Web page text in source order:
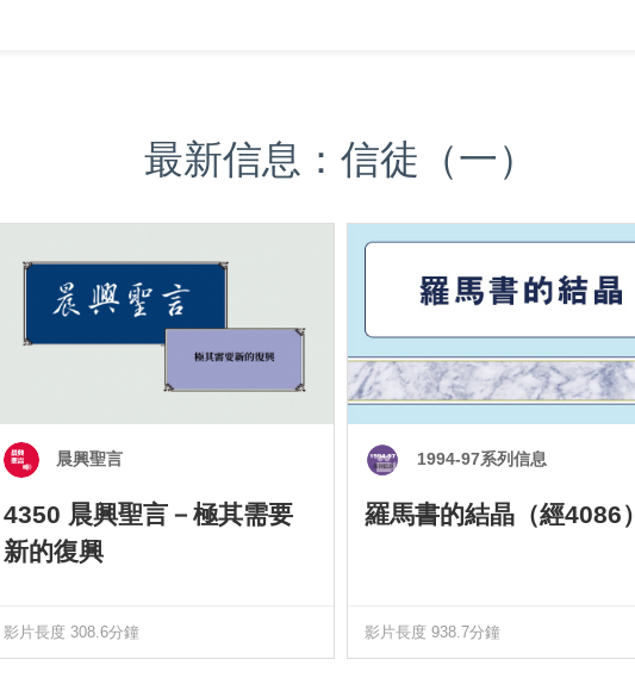
最新信息：信徒（一）
晨興聖言
4350 晨興聖言－極其需要
新的復興
影片長度 308.6分鐘
1994-97系列信息
羅馬書的結晶（經4086）
影片長度 938.7分鐘